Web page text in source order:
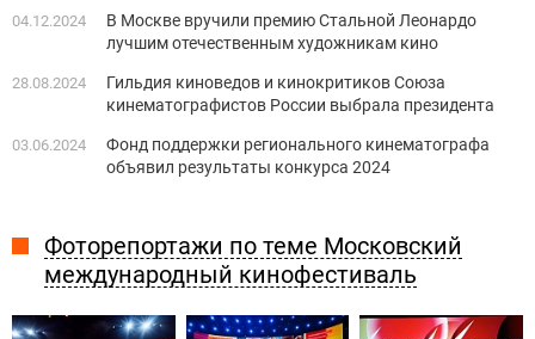
04.12.2024
В Москве вручили премию Стальной Леонардо
лучшим отечественным художникам кино
28.08.2024
Гильдия киноведов и кинокритиков Союза
кинематографистов России выбрала президента
03.06.2024
Фонд поддержки регионального кинематографа
объявил результаты конкурса 2024
Фоторепортажи по теме Московский
международный кинофестиваль